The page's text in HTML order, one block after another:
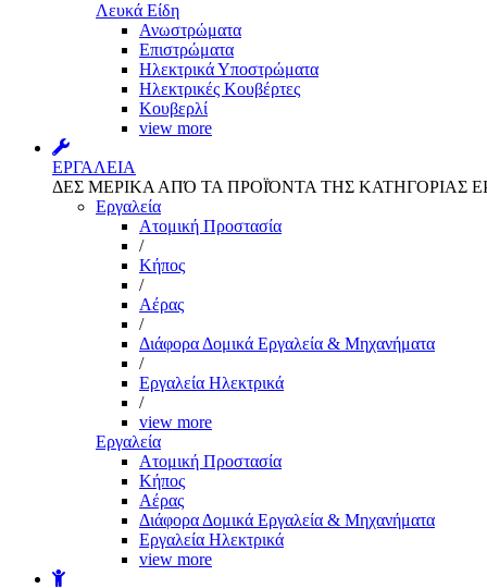
Λευκά Είδη
Ανωστρώματα
Επιστρώματα
Ηλεκτρικά Υποστρώματα
Ηλεκτρικές Κουβέρτες
Κουβερλί
view more
ΕΡΓΑΛΕΙΑ
ΔΕΣ ΜΕΡΙΚΑ ΑΠΌ ΤΑ ΠΡΟΪΌΝΤΑ ΤΗΣ ΚΑΤΗΓΟΡΙΑΣ
Εργαλεία
Aτομική Προστασία
/
Kήπος
/
Αέρας
/
Διάφορα Δομικά Εργαλεία & Μηχανήματα
/
Εργαλεία Ηλεκτρικά
/
view more
Εργαλεία
Aτομική Προστασία
Kήπος
Αέρας
Διάφορα Δομικά Εργαλεία & Μηχανήματα
Εργαλεία Ηλεκτρικά
view more